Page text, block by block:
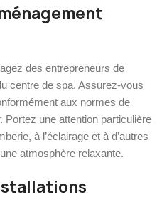
des entrepreneurs de
centre de spa. Assurez-vous
aux normes de
Portez une attention particulière
à l’éclairage et à d’autres
atmosphère relaxante.